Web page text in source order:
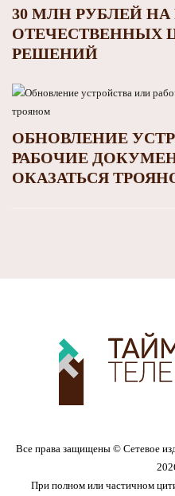
30 МЛН РУБЛЕЙ НА
ОТЕЧЕСТВЕННЫХ
РЕШЕНИЙ
ОБНОВЛЕНИЕ
РАБОЧИЕ
ОКАЗАТЬСЯ
Все права защищены © Сетевое
При полном или частичном